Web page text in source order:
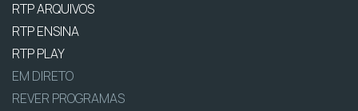
RTP ARQUIVOS
RTP ENSINA
RTP PLAY
EM DIRETO
REVER PROGRAMAS